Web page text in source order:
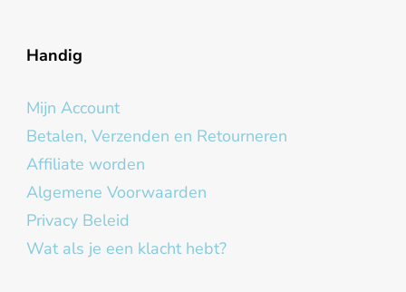
Handig
Mijn Account
Betalen, Verzenden en Retourneren
Affiliate worden
Algemene Voorwaarden
Privacy Beleid
Wat als je een klacht hebt?